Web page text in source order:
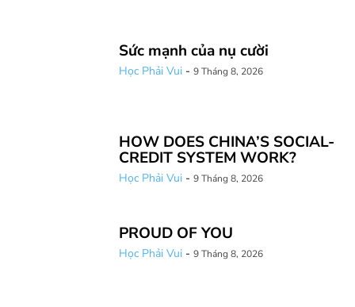
Sức mạnh của nụ cười
Học Phải Vui - 9 Tháng 8, 2026
HOW DOES CHINA’S SOCIAL-
CREDIT SYSTEM WORK?
Học Phải Vui - 9 Tháng 8, 2026
PROUD OF YOU
Học Phải Vui - 9 Tháng 8, 2026